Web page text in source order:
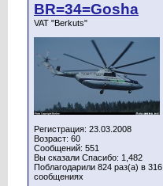
BR=34=Gosha
VAT "Berkuts"
Регистрация: 23.03.2008
Возраст: 60
Сообщений: 551
Вы сказали Спасибо: 1,482
Поблагодарили 824 раз(а) в 316
сообщениях